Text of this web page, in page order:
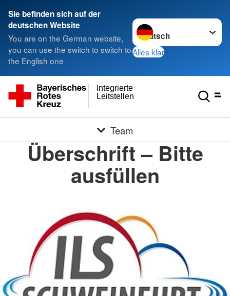
Sie befinden sich auf der
deutschen Website
You are on the German website,
you can use the switch to switch to
the English one
Sprache wechseln zu
Alles klar
Leitstellen
Integrierte
Team
Überschrift – Bitte
ausfüllen